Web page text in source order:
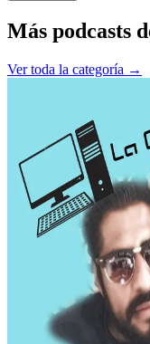
Más podcasts
Ver toda la categoría →